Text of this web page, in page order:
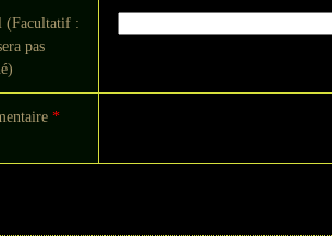
(Facultatif :
pas
*